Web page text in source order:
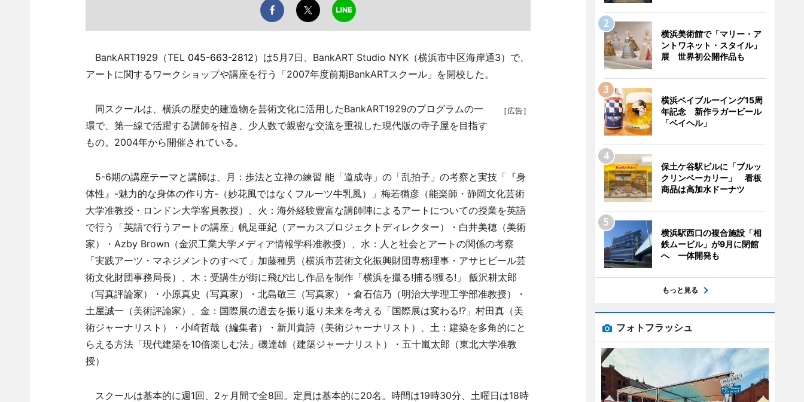
BankART1929（TEL 045-663-2812）は5月7日、BankART Studio NYK（横浜市中区海岸通3）で、
アートに関するワークショップや講座を行う「2007年度前期BankARTスクール」を開校した。
［広告］
同スクールは、横浜の歴史的建造物を芸術文化に活用したBankART1929のプログラムの一
環で、第一線で活躍する講師を招き、少人数で親密な交流を重視した現代版の寺子屋を目指す
もの。2004年から開催されている。
5-6期の講座テーマと講師は、月：歩法と立禅の練習 能「道成寺」の「乱拍子」の考察と実技「『身
体性』-魅力的な身体の作り方-（妙花風ではなくフルーツ牛乳風）」梅若猶彦（能楽師・静岡文化芸術
大学准教授・ロンドン大学客員教授）、火：海外経験豊富な講師陣によるアートについての授業を英語
で行う「英語で行うアートの講座」帆足亜紀（アーカスプロジェクトディレクター）・白井美穂（美術
家）・Azby Brown（金沢工業大学メディア情報学科准教授）、水：人と社会とアートの関係の考察
「実践アーツ・マネジメントのすべて」加藤種男（横浜市芸術文化振興財団専務理事・アサヒビール芸
術文化財団事務局長）、木：受講生が街に飛び出し作品を制作「横浜を撮る!捕る!獲る!」 飯沢耕太郎
（写真評論家）・小原真史（写真家）・北島敬三（写真家）・倉石信乃（明治大学理工学部准教授）・
土屋誠一（美術評論家）、金：国際展の過去を振り返り未来を考える「国際展は変わる!?」村田真（美
術ジャーナリスト）・小崎哲哉（編集者）・新川貴詩（美術ジャーナリスト）、土：建築を多角的にと
らえる方法「現代建築を10倍楽しむ法」磯達雄（建築ジャーナリスト）・五十嵐太郎（東北大学准教
授）
スクールは基本的に週1回、2ヶ月間で全8回。定員は基本的に20名。時間は19時30分、土曜日は18時
横浜美術館で「マリー・ア
ントワネット・スタイル」
展 世界初公開作品も
横浜ベイブルーイング15周
年記念 新作ラガービール
「ベイヘル」
保土ケ谷駅ビルに「ブルッ
クリンベーカリー」 看板
商品は高加水ドーナツ
横浜駅西口の複合施設「相
鉄ムービル」が9月に閉館
へ 一体開発も
もっと見る
フォトフラッシュ